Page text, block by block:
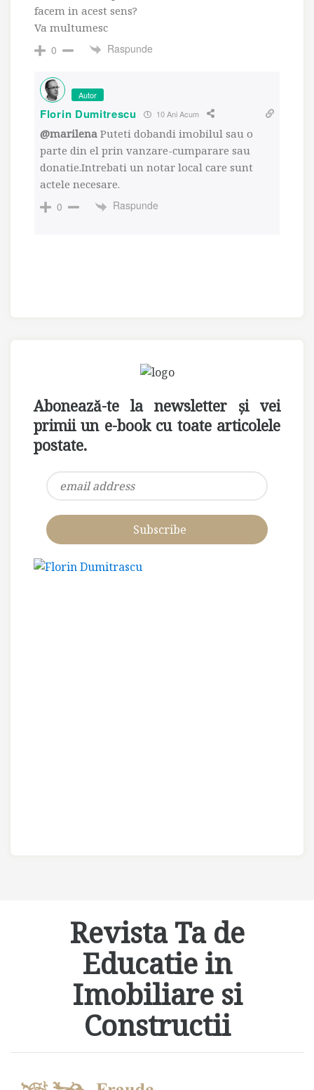
facem in acest sens?
Va multumesc
0
Raspunde
Autor
Florin Dumitrescu 10 Ani Acum
@marilena Puteti dobandi imobilul sau o
parte din el prin vanzare-cumparare sau
donatie.Intrebati un notar local care sunt
actele necesare.
0
Raspunde
Abonează-te la newsletter și vei
primii un e-book cu toate articolele
postate.
Revista Ta de
Educatie in
Imobiliare si
Constructii